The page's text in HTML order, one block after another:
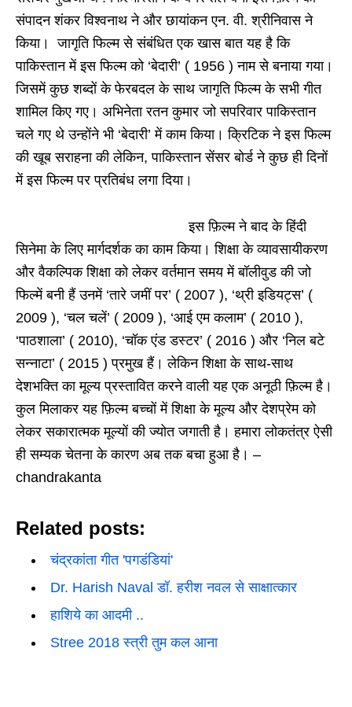
संपादन शंकर विश्वनाथ ने और छायांकन एन. वी. श्रीनिवास ने
किया। जागृति फिल्म से संबंधित एक खास बात यह है कि
पाकिस्तान में इस फिल्म को ‘बेदारी’ ( 1956 ) नाम से बनाया गया।
जिसमें कुछ शब्दों के फेरबदल के साथ जागृति फिल्म के सभी गीत
शामिल किए गए। अभिनेता रतन कुमार जो सपरिवार पाकिस्तान
चले गए थे उन्होंने भी ‘बेदारी’ में काम किया। क्रिटिक ने इस फिल्म
की खूब सराहना की लेकिन, पाकिस्तान सेंसर बोर्ड ने कुछ ही दिनों
में इस फिल्म पर प्रतिबंध लगा दिया।
इस फ़िल्म ने बाद के हिंदी
सिनेमा के लिए मार्गदर्शक का काम किया। शिक्षा के व्यावसायीकरण
और वैकल्पिक शिक्षा को लेकर वर्तमान समय में बॉलीवुड की जो
फिल्में बनी हैं उनमें ‘तारे जमीं पर’ ( 2007 ), ‘थ्री इडियट्स’ (
2009 ), ‘चल चलें’ ( 2009 ), ‘आई एम कलाम’ ( 2010 ),
‘पाठशाला’ ( 2010), ‘चॉक एंड डस्टर’ ( 2016 ) और ‘निल बटे
सन्नाटा’ ( 2015 ) प्रमुख हैं। लेकिन शिक्षा के साथ-साथ
देशभक्ति का मूल्य प्रस्तावित करने वाली यह एक अनूठी फ़िल्म है।
कुल मिलाकर यह फ़िल्म बच्चों में शिक्षा के मूल्य और देशप्रेम को
लेकर सकारात्मक मूल्यों की ज्योत जगाती है। हमारा लोकतंत्र ऐसी
ही सम्यक चेतना के कारण अब तक बचा हुआ है। –
chandrakanta
Related posts:
चंद्रकांता गीत 'पगडंडियां'
Dr. Harish Naval डॉ. हरीश नवल से साक्षात्कार
हाशिये का आदमी ..
Stree 2018 स्त्री तुम कल आना